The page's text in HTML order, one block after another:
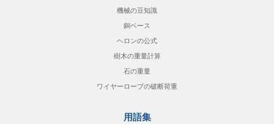
機械の豆知識
銅ベース
ヘロンの公式
樹木の重量計算
石の重量
ワイヤーロープの破断荷重
用語集